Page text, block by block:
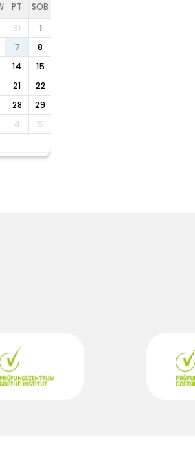
PT
SOB
31
1
7
8
14
15
21
22
28
29
4 5